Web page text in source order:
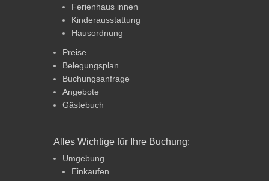
Ferienhaus innen
Kinderausstattung
Hausordnung
Preise
Belegungsplan
Buchungsanfrage
Angebote
Gästebuch
Alles Wichtige für Ihre Buchung:
Umgebung
Einkaufen